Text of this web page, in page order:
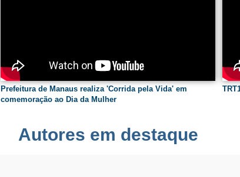
Prefeitura de Manaus realiza 'Corrida pela Vida' em
comemoração ao Dia da Mulher
Autores em destaque